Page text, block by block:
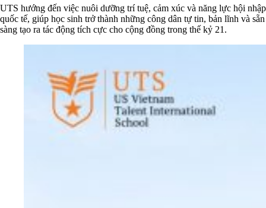
UTS hướng đến việc nuôi dưỡng trí tuệ, cảm xúc và năng lực hội nhập
quốc tế, giúp học sinh trở thành những công dân tự tin, bản lĩnh và sẵn
sàng tạo ra tác động tích cực cho cộng đồng trong thế kỷ 21.